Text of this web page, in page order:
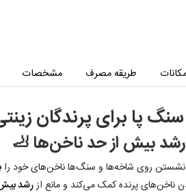
طریقه مصرف مشخصات
پا برای پرندگان
نشستن روی شاخه‌ها و سنگ‌ها ناخن‌های خود را
ناخن‌های پرنده کمک می‌کند و مانع ازرشد